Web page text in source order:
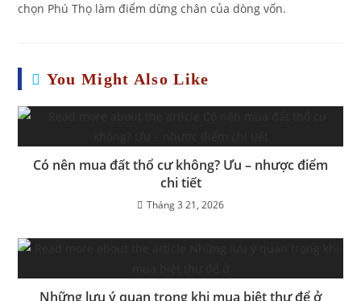
chọn Phú Thọ làm điểm dừng chân của dòng vốn.
You Might Also Like
Có nên mua đất thổ cư không? Ưu – nhược điểm
chi tiết
Tháng 3 21, 2026
Những lưu ý quan trọng khi mua biệt thự để ở